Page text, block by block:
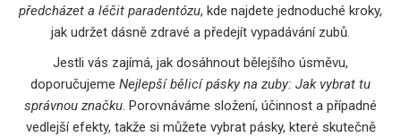
předcházet a léčit paradentózu, kde najdete jednoduché kroky,
jak udržet dásně zdravé a předejít vypadávání zubů.
Jestli vás zajímá, jak dosáhnout bělejšího úsměvu,
doporučujeme Nejlepší bělicí pásky na zuby: Jak vybrat tu
správnou značku. Porovnáváme složení, účinnost a případné
vedlejší efekty, takže si můžete vybrat pásky, které skutečně